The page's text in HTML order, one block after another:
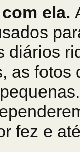
ela.
diários
as
fez e